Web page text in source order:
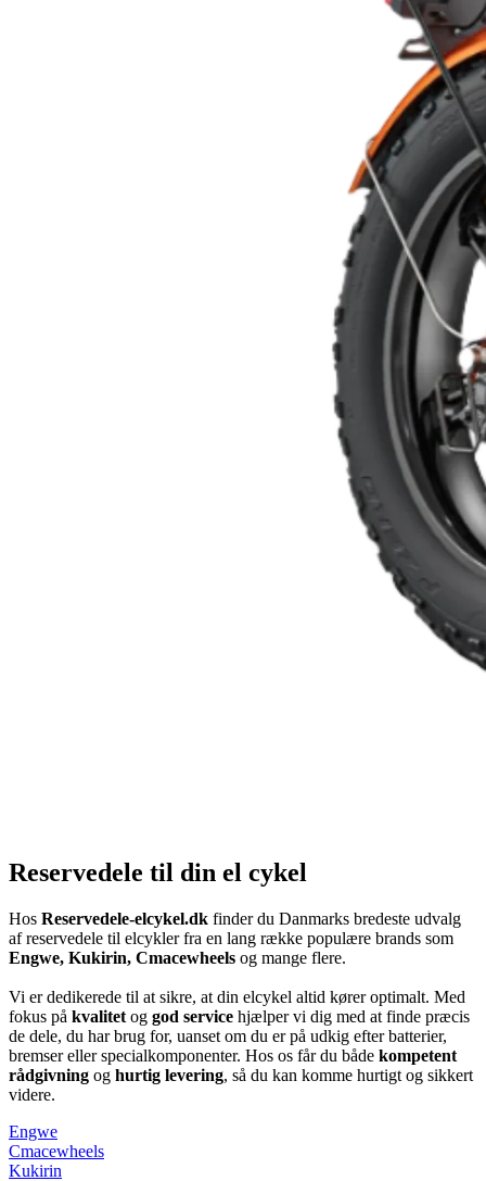
Reservedele til din el cykel
Hos Reservedele-elcykel.dk finder du Danmarks bredeste udvalg
af reservedele til elcykler fra en lang række populære brands som
Engwe, Kukirin, Cmacewheels og mange flere.
Vi er dedikerede til at sikre, at din elcykel altid kører optimalt. Med
fokus på kvalitet og god service hjælper vi dig med at finde præcis
de dele, du har brug for, uanset om du er på udkig efter batterier,
bremser eller specialkomponenter. Hos os får du både kompetent
rådgivning og hurtig levering, så du kan komme hurtigt og sikkert
videre.
Engwe
Cmacewheels
Kukirin